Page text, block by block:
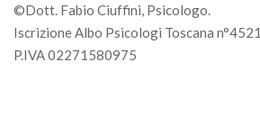
©Dott. Fabio Ciuffini, Psicologo.
Iscrizione Albo Psicologi Toscana n°4521
P.IVA 02271580975